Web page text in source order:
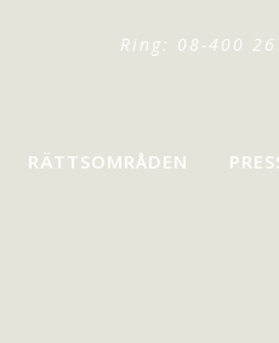
Ring: 08-400
RÄTTSOMRÅDEN